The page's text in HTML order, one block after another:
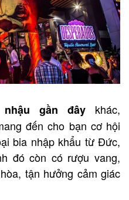
nhậu gần đây khác,
đến cho bạn cơ hội
bia nhập khẩu từ Đức,
đó còn có rượu vang,
tận hưởng cảm giác